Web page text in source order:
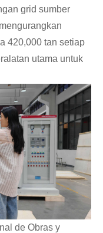
grid sumber
420,000 tan setiap
utama untuk
de Obras y